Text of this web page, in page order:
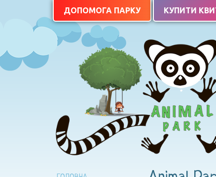
ДОПОМОГА ПАРКУ КУПИТИ